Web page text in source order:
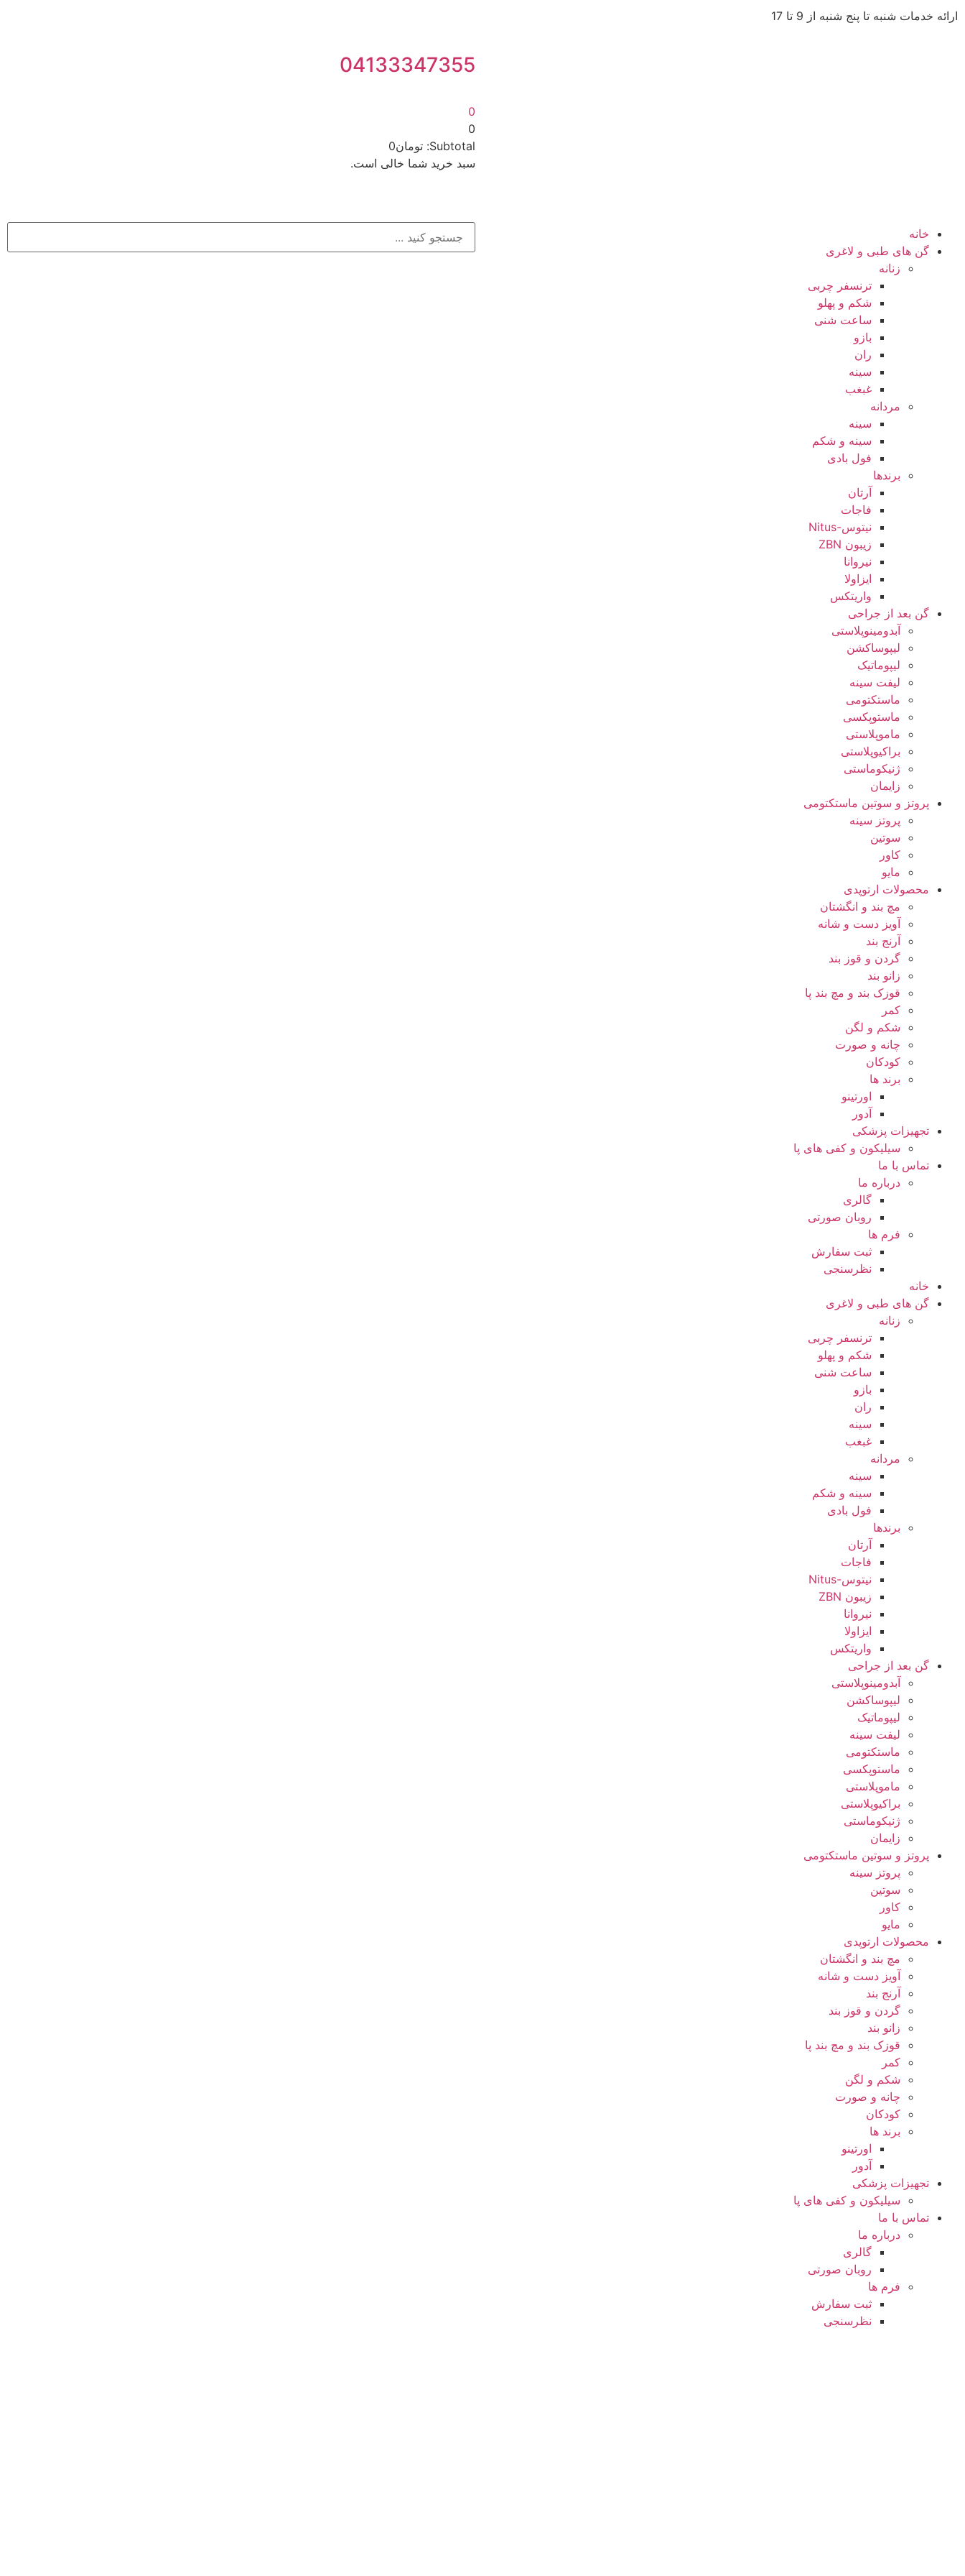
ارائه خدمات شنبه تا پنج شنبه از 9 تا 17
04133347355
خانه
گن های طبی و لاغری
زنانه
ترنسفر چربی
شکم و پهلو
ساعت شنی
بازو
ران
سینه
غبغب
مردانه
سینه
سینه و شکم
فول بادی
برندها
آرتان
فاجات
نیتوس-Nitus
زیبون ZBN
نیروانا
ایزاولا
واریتکس
گن بعد از جراحی
آبدومینوپلاستی
لیپوساکشن
لیپوماتیک
لیفت سینه
ماستکتومی
ماستوپکسی
ماموپلاستی
براکیوپلاستی
ژنیکوماستی
زایمان
پروتز و سوتین ماستکتومی
پروتز سینه
سوتین
کاور
مایو
محصولات ارتوپدی
مچ بند و انگشتان
آویز دست و شانه
آرنج بند
گردن و قوز بند
زانو بند
قوزک بند و مچ بند پا
کمر
شکم و لگن
چانه و صورت
کودکان
برند ها
اورتینو
آدور
تجهیزات پزشکی
سیلیکون و کفی های پا
تماس با ما
درباره ما
گالری
روبان صورتی
فرم ها
ثبت سفارش
نظرسنجی
خانه
گن های طبی و لاغری
زنانه
ترنسفر چربی
شکم و پهلو
ساعت شنی
بازو
ران
سینه
غبغب
مردانه
سینه
سینه و شکم
فول بادی
برندها
آرتان
فاجات
نیتوس-Nitus
زیبون ZBN
نیروانا
ایزاولا
واریتکس
گن بعد از جراحی
آبدومینوپلاستی
لیپوساکشن
لیپوماتیک
لیفت سینه
ماستکتومی
ماستوپکسی
ماموپلاستی
براکیوپلاستی
ژنیکوماستی
زایمان
پروتز و سوتین ماستکتومی
پروتز سینه
سوتین
کاور
مایو
محصولات ارتوپدی
مچ بند و انگشتان
آویز دست و شانه
آرنج بند
گردن و قوز بند
زانو بند
قوزک بند و مچ بند پا
کمر
شکم و لگن
چانه و صورت
کودکان
برند ها
اورتینو
آدور
تجهیزات پزشکی
سیلیکون و کفی های پا
تماس با ما
درباره ما
گالری
روبان صورتی
فرم ها
ثبت سفارش
نظرسنجی
0
0
Subtotal: تومان0
سبد خرید شما خالی است.